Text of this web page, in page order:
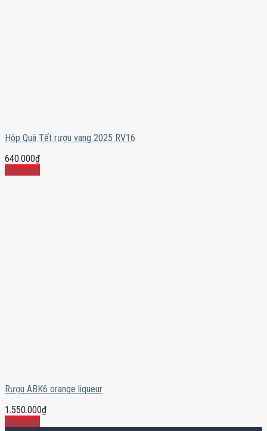
Hộp Quà Tết rượu vang 2025 RV16
640.000₫
Mua ngay
Rượu ABK6 orange liqueur
1.550.000₫
Mua ngay